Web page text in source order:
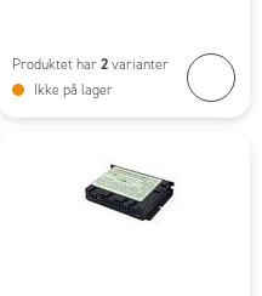
Produktet har 2 varianter
Ikke på lager